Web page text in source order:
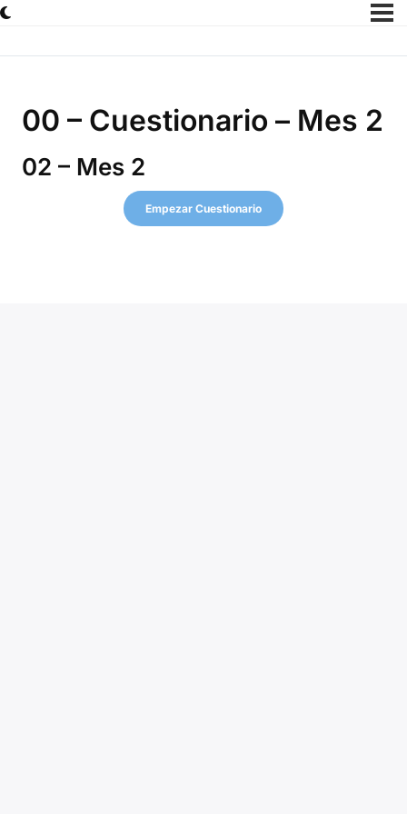
00 – Cuestionario – Mes 2
02 – Mes 2